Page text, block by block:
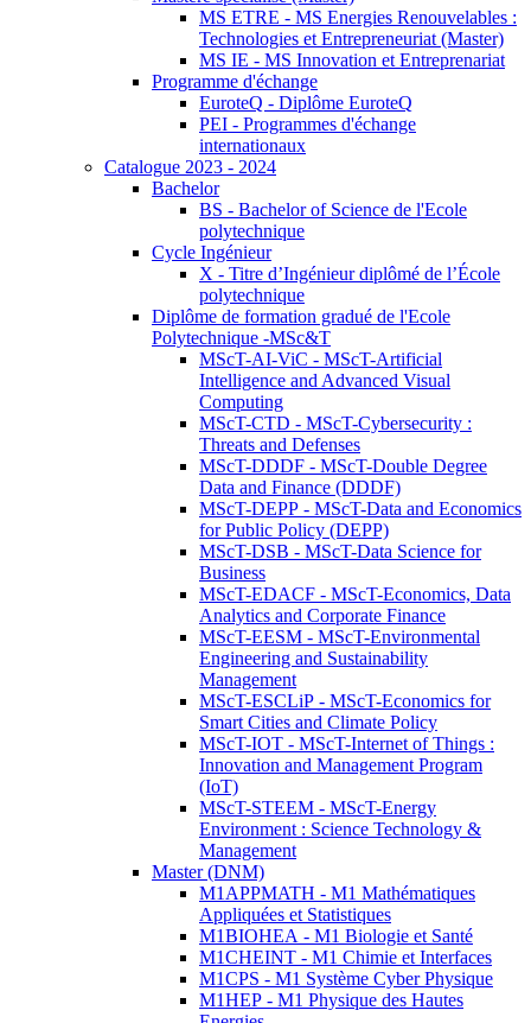
MS ETRE - MS Energies Renouvelables :
Technologies et Entrepreneuriat (Master)
MS IE - MS Innovation et Entreprenariat
Programme d'échange
EuroteQ - Diplôme EuroteQ
PEI - Programmes d'échange
internationaux
Catalogue 2023 - 2024
Bachelor
BS - Bachelor of Science de l'Ecole
polytechnique
Cycle Ingénieur
X - Titre d’Ingénieur diplômé de l’École
polytechnique
Diplôme de formation gradué de l'Ecole
Polytechnique -MSc&T
MScT-AI-ViC - MScT-Artificial
Intelligence and Advanced Visual
Computing
MScT-CTD - MScT-Cybersecurity :
Threats and Defenses
MScT-DDDF - MScT-Double Degree
Data and Finance (DDDF)
MScT-DEPP - MScT-Data and Economics
for Public Policy (DEPP)
MScT-DSB - MScT-Data Science for
Business
MScT-EDACF - MScT-Economics, Data
Analytics and Corporate Finance
MScT-EESM - MScT-Environmental
Engineering and Sustainability
Management
MScT-ESCLiP - MScT-Economics for
Smart Cities and Climate Policy
MScT-IOT - MScT-Internet of Things :
Innovation and Management Program
(IoT)
MScT-STEEM - MScT-Energy
Environment : Science Technology &
Management
Master (DNM)
M1APPMATH - M1 Mathématiques
Appliquées et Statistiques
M1BIOHEA - M1 Biologie et Santé
M1CHEINT - M1 Chimie et Interfaces
M1CPS - M1 Système Cyber Physique
M1HEP - M1 Physique des Hautes